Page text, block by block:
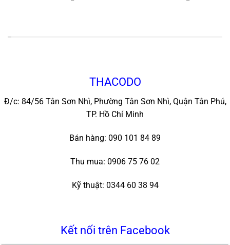
THACODO
Đ/c: 84/56 Tân Sơn Nhì, Phường Tân Sơn Nhì, Quận Tân Phú,
TP. Hồ Chí Minh
Bán hàng: 090 101 84 89
Thu mua: 0906 75 76 02
Kỹ thuật: 0344 60 38 94
Kết nối trên Facebook